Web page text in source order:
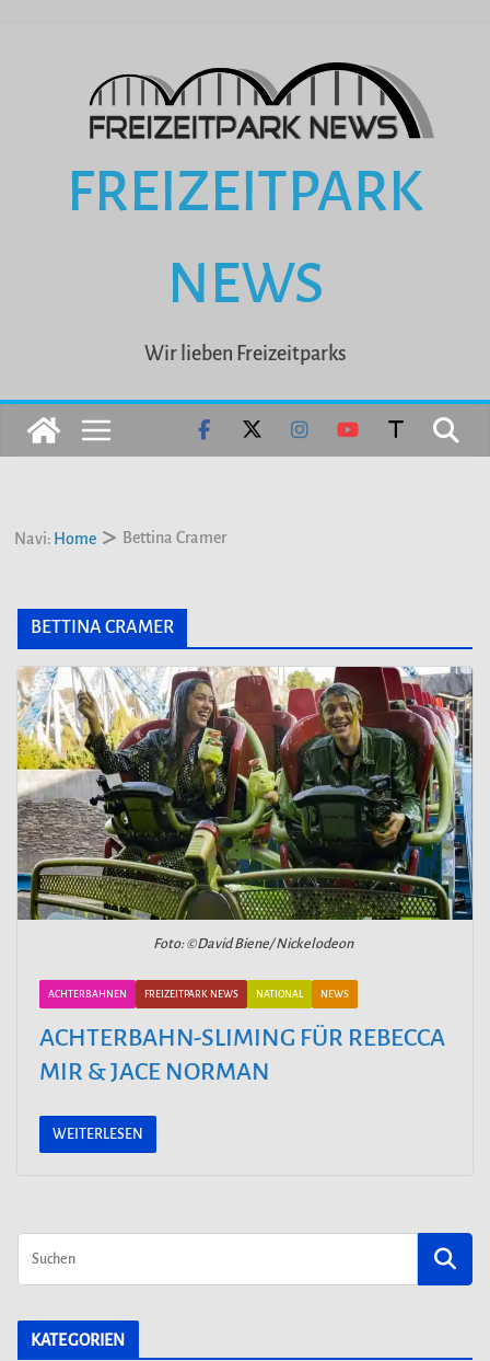
FREIZEITPARK
NEWS
Wir lieben Freizeitparks
Navi: Home Bettina Cramer
BETTINA CRAMER
Foto: ©David Biene/ Nickelodeon
ACHTERBAHNEN FREIZEITPARK NEWS NATIONAL NEWS
ACHTERBAHN-SLIMING FÜR REBECCA
MIR & JACE NORMAN
WEITERLESEN
KATEGORIEN